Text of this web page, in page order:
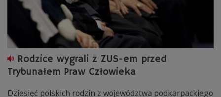
Rodzice wygrali z ZUS-em przed
Trybunałem Praw Człowieka
Dziesięć polskich rodzin z województwa podkarpackiego